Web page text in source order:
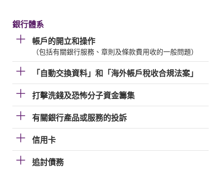
銀行體系
帳戶的開立和操作
（包括有關銀行服務、章則及條款費用收的一般問題）
「自動交換資料」和「海外帳戶稅收合規法案」
打擊洗錢及恐怖分子資金籌集
有關銀行產品或服務的投訴
信用卡
追討債務